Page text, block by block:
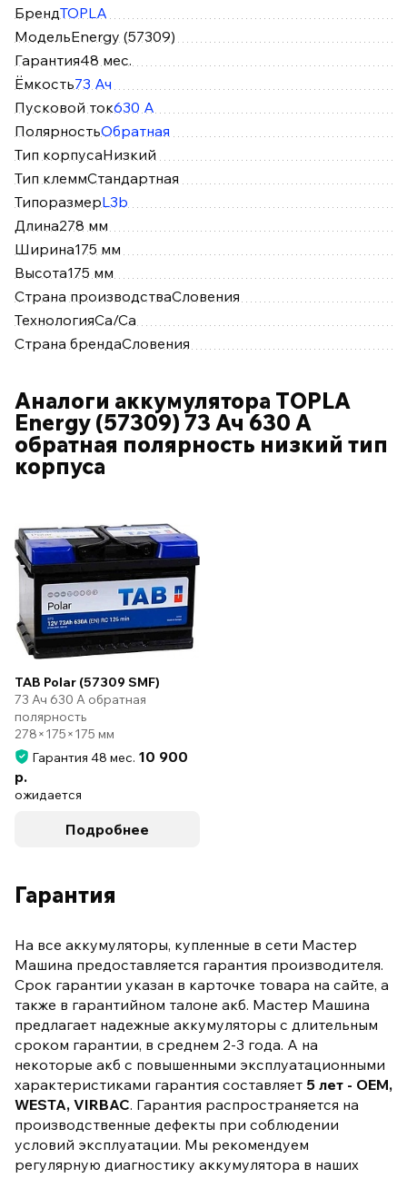
БрендTOPLA
МодельEnergy (57309)
Гарантия48 мес.
Ёмкость73 Ач
Пусковой ток630 А
ПолярностьОбратная
Тип корпусаНизкий
Тип клеммСтандартная
ТипоразмерL3b
Длина278 мм
Ширина175 мм
Высота175 мм
Страна производстваСловения
ТехнологияCa/Ca
Страна брендаСловения
Аналоги аккумулятора TOPLA
Energy (57309) 73 Ач 630 А
обратная полярность низкий тип
корпуса
TAB Polar (57309 SMF)
73 Ач 630 А обратная
полярность
278×175×175 мм
Гарантия 48 мес. 10 900
р.
ожидается
Подробнее
Гарантия
На все аккумуляторы, купленные в сети Мастер
Машина предоставляется гарантия производителя.
Срок гарантии указан в карточке товара на сайте, а
также в гарантийном талоне акб. Мастер Машина
предлагает надежные аккумуляторы с длительным
сроком гарантии, в среднем 2-3 года. А на
некоторые акб с повышенными эксплуатационными
характеристиками гарантия составляет 5 лет - OEM,
WESTA, VIRBAC. Гарантия распространяется на
производственные дефекты при соблюдении
условий эксплуатации. Мы рекомендуем
регулярную диагностику аккумулятора в наших